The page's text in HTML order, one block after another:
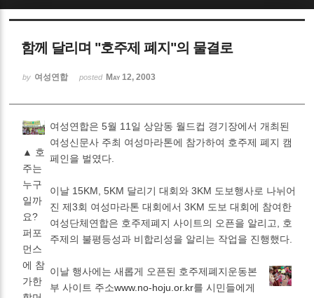
함께 달리며 "호주제 폐지"의 물결로
by 여성연합 posted May 12, 2003
▲ 호
주는
누구
일까
요?
퍼포
먼스
에 참
가한
여성연합은 5월 11일 상암동 월드컵 경기장에서 개최된
여성신문사 주최 여성마라톤에 참가하여 호주제 폐지 캠
페인을 벌였다.
이날 15KM, 5KM 달리기 대회와 3KM 도보행사로 나뉘어
진 제3회 여성마라톤 대회에서 3KM 도보 대회에 참여한
여성단체연합은 호주제폐지 사이트의 오픈을 알리고, 호
주제의 불평등성과 비합리성을 알리는 작업을 진행했다.
이날 행사에는 새롭게 오픈된 호주제폐지운동본
부 사이트 주소www.no-hoju.or.kr를 시민들에게
Sketchbook5, 스케치북5
Sketchbook5, 스케치북5